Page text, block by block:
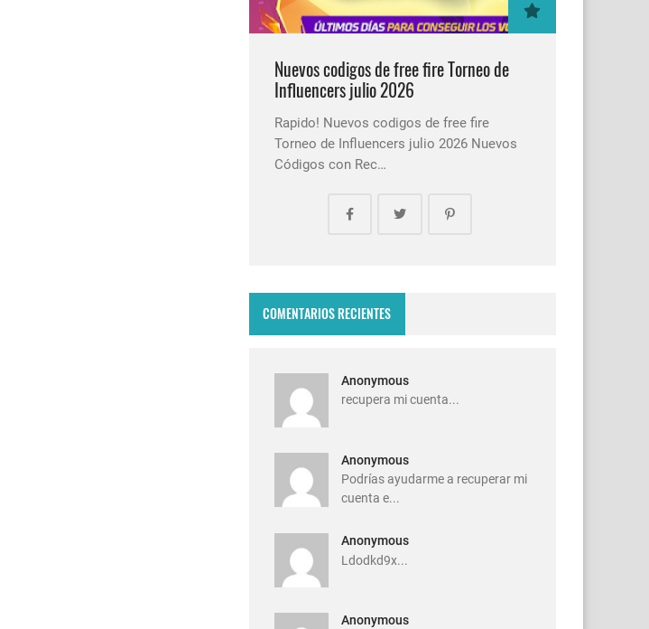
Nuevos codigos de free fire Torneo de
Influencers julio 2026
Rapido! Nuevos codigos de free fire
Torneo de Influencers julio 2026 Nuevos
Códigos con Rec…
COMENTARIOS RECIENTES
Anonymous
recupera mi cuenta...
Anonymous
Podrías ayudarme a recuperar mi
cuenta e...
Anonymous
Ldodkd9x...
Anonymous